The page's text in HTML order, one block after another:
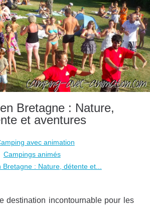
Bretagne : Nature,
et aventures
avec animation
Campings animés
: Nature, détente et...
destination incontournable pour les